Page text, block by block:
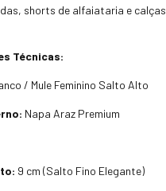
shorts de alfaiataria e calças
Técnicas:
/ Mule Feminino Salto Alto
Napa Araz Premium
9 cm (Salto Fino Elegante)